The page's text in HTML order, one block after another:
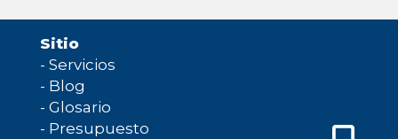
Sitio
- Servicios
- Blog
- Glosario
- Presupuesto